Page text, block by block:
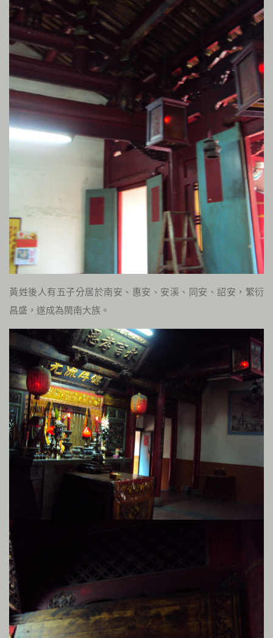
黃姓後人有五子分居於南安、惠安、安溪、同安、詔安，繁衍
昌盛，遂成為閩南大族。